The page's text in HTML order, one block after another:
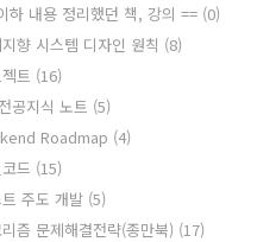
하 내용 정리했던 책, 강의 == (0)
향 시스템 디자인 원칙 (8)
트 (16)
공지식 노트 (5)
Roadmap (4)
드 (15)
주도 개발 (5)
즘 문제해결전략(종만북) (17)